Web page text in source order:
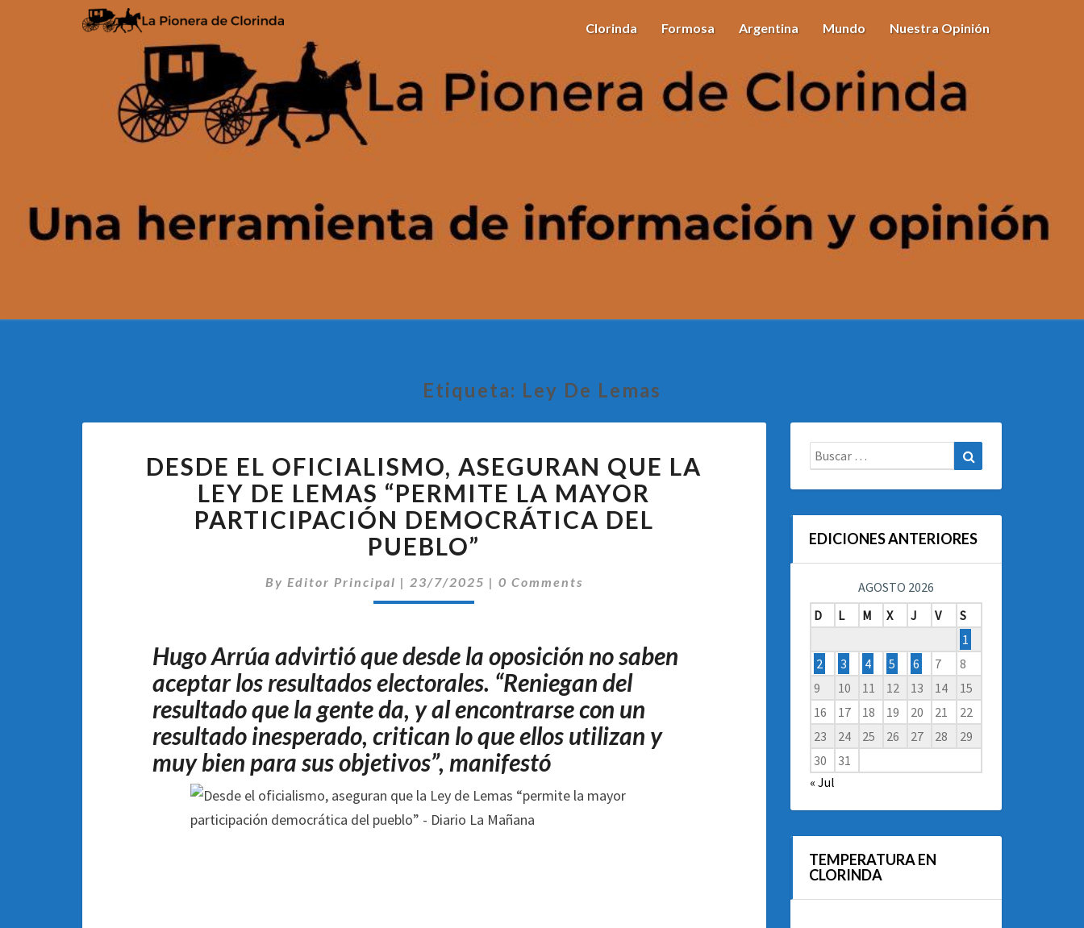
Clorinda Formosa Argentina Mundo Nuestra Opinión
Etiqueta: Ley De Lemas
EL
OFICIALISMO,
ASEGURAN
QUE
LA
DE
LEMAS
LA
MAYOR
PARTICIPACIÓN
DEMOCRÁTICA
DEL
PUEBLO”
DESDE EL OFICIALISMO, ASEGURAN QUE LA
LEY DE LEMAS “PERMITE LA MAYOR
PARTICIPACIÓN DEMOCRÁTICA DEL
PUEBLO”
By Editor Principal | 23/7/2025 | Comentarios
0 Comments
Hugo Arrúa advirtió que desde la oposición no saben
aceptar los resultados electorales. “Reniegan del
resultado que la gente da, y al encontrarse con un
resultado inesperado, critican lo que ellos utilizan y
muy bien para sus objetivos”, manifestó
Buscar:
EDICIONES ANTERIORES
AGOSTO 2026
D
L M X J V
S
1
2
3 4 5 6 7
8
9
10 11 12 13 14
15
16
17 18 19 20 21
22
23
24 25 26 27 28
29
30
31
« Jul
TEMPERATURA EN
CLORINDA